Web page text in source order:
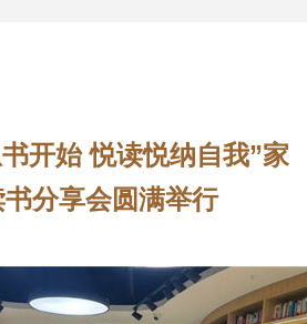
开始 悦读悦纳自我”家
分享会圆满举行